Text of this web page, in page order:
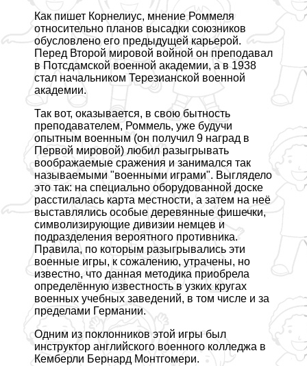
Как пишет Корнелиус, мнение Роммеля
относительно планов высадки союзников
обусловлено его предыдущей карьерой.
Перед Второй мировой войной он преподавал
в Потсдамской военной академии, а в 1938
стал начальником Терезианской военной
академии.
Так вот, оказывается, в свою бытность
преподавателем, Роммель, уже будучи
опытным военным (он получил 9 наград в
Первой мировой) любил разыгрывать
воображаемые сражения и занимался так
называемыми "военными играми". Выглядело
это так: на специально оборудованной доске
расстилалась карта местности, а затем на неё
выставлялись особые деревянные фишечки,
символизирующие дивизии немцев и
подразделения вероятного противника.
Правила, по которым разыгрывались эти
военные игры, к сожалению, утрачены, но
известно, что данная методика приобрела
определённую известность в узких кругах
военных учебных заведений, в том числе и за
пределами Германии.
Одним из поклонников этой игры был
инструктор английского военного колледжа в
Кемберли Бернард Монтгомери.